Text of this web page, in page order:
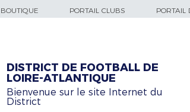
BOUTIQUE PORTAIL CLUBS PORTAIL
DISTRICT DE FOOTBALL DE
LOIRE-ATLANTIQUE
Bienvenue sur le site Internet du
District